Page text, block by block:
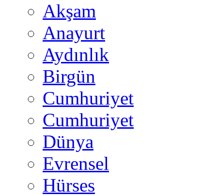
Akşam
Anayurt
Aydınlık
Birgün
Cumhuriyet
Cumhuriyet
Dünya
Evrensel
Hürses